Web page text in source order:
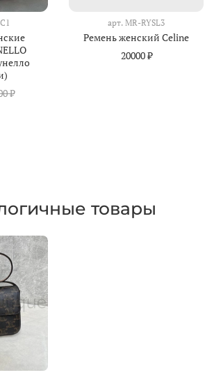
₽
арт. MR-RYSL3
Ремень женский Celine
20000 ₽
товары